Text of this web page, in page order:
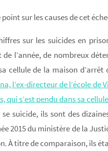
sur les causes de cet
sur les suicides en
de l’année, de nombreux
cellule de la maison
l’ex-directeur de l’école de
qui s’est pendu dans sa
suicide, ils sont des
2015 du ministère de la
À titre de comparaison, ils